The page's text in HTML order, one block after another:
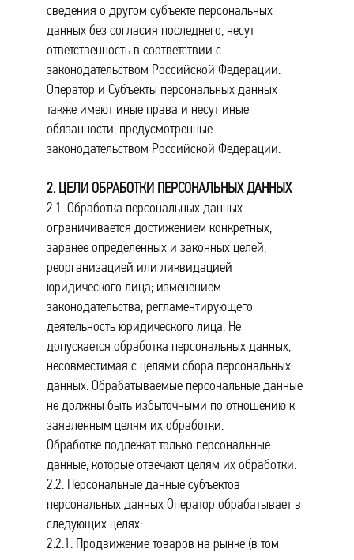
сведения о другом субъекте персональных
данных без согласия последнего, несут
ответственность в соответствии с
законодательством Российской Федерации.
Оператор и Субъекты персональных данных
также имеют иные права и несут иные
обязанности, предусмотренные
законодательством Российской Федерации.
2. ЦЕЛИ ОБРАБОТКИ ПЕРСОНАЛЬНЫХ ДАННЫХ
2.1. Обработка персональных данных
ограничивается достижением конкретных,
заранее определенных и законных целей,
реорганизацией или ликвидацией
юридического лица; изменением
законодательства, регламентирующего
деятельность юридического лица. Не
допускается обработка персональных данных,
несовместимая с целями сбора персональных
данных. Обрабатываемые персональные данные
не должны быть избыточными по отношению к
заявленным целям их обработки.
Обработке подлежат только персональные
данные, которые отвечают целям их обработки.
2.2. Персональные данные субъектов
персональных данных Оператор обрабатывает в
следующих целях:
2.2.1. Продвижение товаров на рынке (в том